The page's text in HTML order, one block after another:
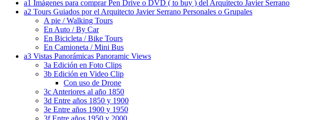
a1 Imágenes para comprar Pen Drive o DVD ( to buy ) del Arquitecto Javier Serrano
a2 Tours Guiados por el Arquitecto Javier Serrano Personales o Grupales
A pie / Walking Tours
En Auto / By Car
En Bicicleta / Bike Tours
En Camioneta / Mini Bus
a3 Vistas Panorámicas Panoramic Views
3a Edición en Foto Clips
3b Edición en Video Clip
Con uso de Drone
3c Anteriores al año 1850
3d Entre años 1850 y 1900
3e Entre años 1900 y 1950